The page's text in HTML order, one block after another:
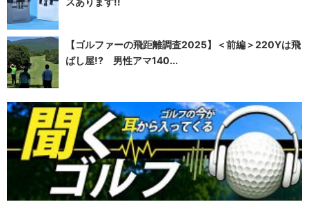
【ゴルファーの飛距離調査2025】＜前編＞220Yは飛
ばし屋!? 男性アマ140...